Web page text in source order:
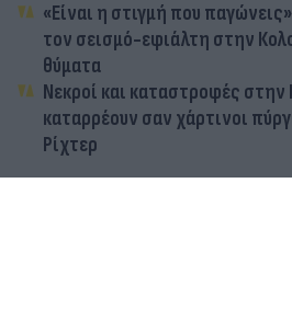
«Είναι η στιγμή που
τον σεισμό-εφιάλτη στην
θύματα
Νεκροί και καταστροφές στην
καταρρέουν σαν χάρτινοι
Ρίχτερ